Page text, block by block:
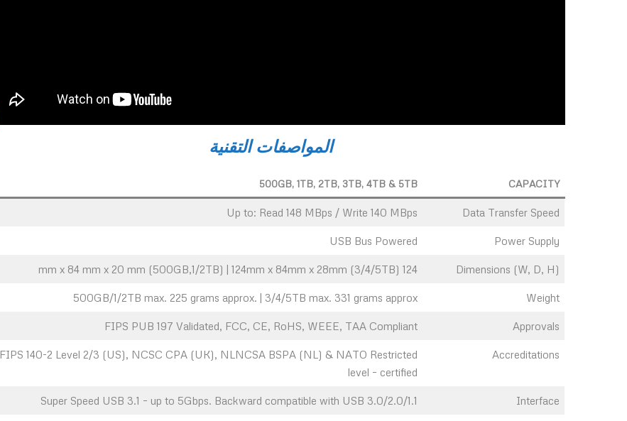
المواصفات التقنية
CAPACITY
500GB, 1TB, 2TB, 3TB, 4TB & 5TB
Data Transfer Speed
Up to: Read 148 MBps / Write 140 MBps
Power Supply
USB Bus Powered
Dimensions (W, D, H)
124 mm x 84 mm x 20 mm (500GB,1/2TB) | 124mm x 84mm x 28mm (3/4/5TB)
Weight
500GB/1/2TB max. 225 grams approx. | 3/4/5TB max. 331 grams approx
Approvals
FIPS PUB 197 Validated, FCC, CE, RoHS, WEEE, TAA Compliant
Accreditations
FIPS 140-2 Level 2/3 (US), NCSC CPA (UK), NLNCSA BSPA (NL) & NATO Restricted
level – certified
Interface
Super Speed USB 3.1 – up to 5Gbps. Backward compatible with USB 3.0/2.0/1.1